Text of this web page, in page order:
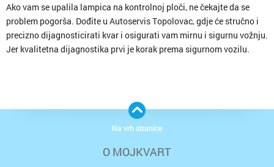
Ako vam se upalila lampica na kontrolnoj ploči, ne čekajte da se
problem pogorša. Dođite u Autoservis Topolovac, gdje će stručno i
precizno dijagnosticirati kvar i osigurati vam mirnu i sigurnu vožnju.
Jer kvalitetna dijagnostika prvi je korak prema sigurnom vozilu.
O MOJKVART
Na vrh stranice